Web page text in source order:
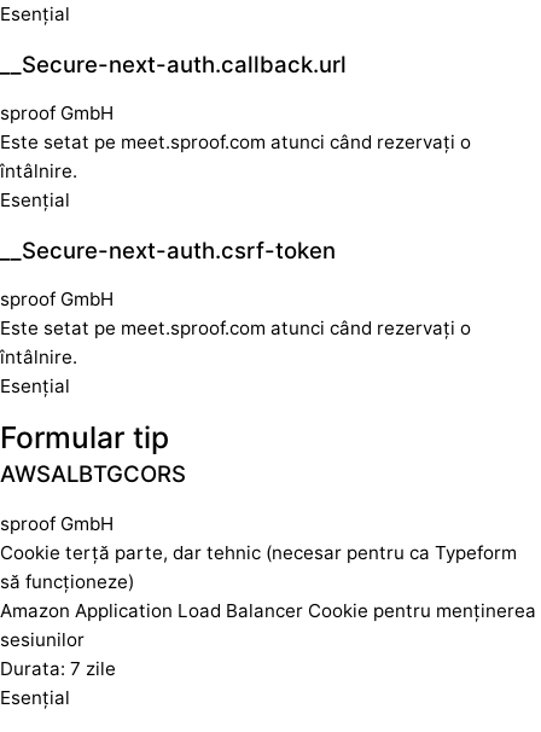
Esențial
__Secure-next-auth.callback.url
sproof GmbH
Este setat pe meet.sproof.com atunci când rezervați o
întâlnire.
Esențial
__Secure-next-auth.csrf-token
sproof GmbH
Este setat pe meet.sproof.com atunci când rezervați o
întâlnire.
Esențial
Formular tip
AWSALBTGCORS
sproof GmbH
Cookie terță parte, dar tehnic (necesar pentru ca Typeform
să funcționeze)
Amazon Application Load Balancer Cookie pentru menținerea
sesiunilor
Durata: 7 zile
Esențial